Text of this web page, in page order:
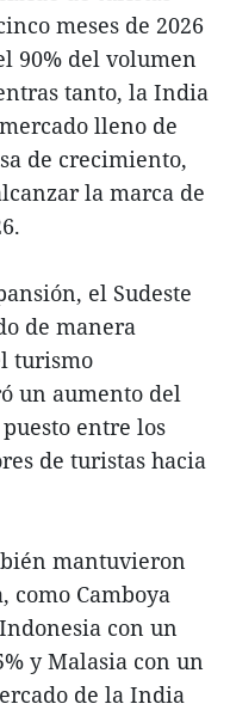
meses de 2026
90% del volumen
tanto, la India
lleno de
de crecimiento,
la marca de
el Sudeste
de manera
turismo
un aumento del
entre los
de turistas hacia
mantuvieron
como Camboya
con un
y Malasia con un
de la India